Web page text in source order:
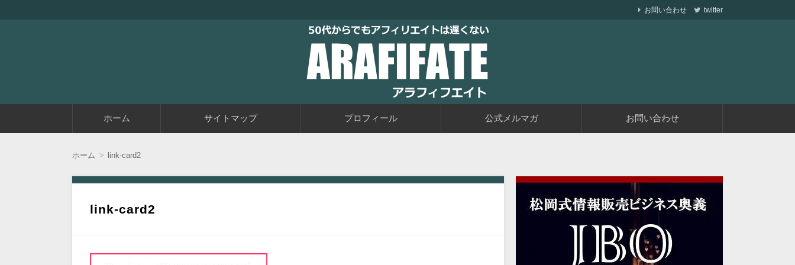
twitter
お問い合わせ
アラフィフエイト｜ 50代からでもアフィリエイトは遅くない
『アラフィフエイト』は初めてアフィリエイトブログに取り組むブログ初心者の教科書です。老後に備えて今から副業で稼ぐ仕組みを作りながら、収益が発生す
ホーム サイトマップ プロフィール 公式メルマガ お問い合わせ
ホーム link-card2
link-card2